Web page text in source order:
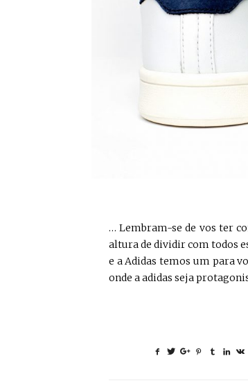
… Lembram-se de vos ter
altura de dividir com todos
e a Adidas temos um para
onde a adidas seja